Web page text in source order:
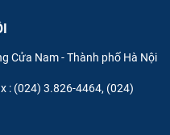
Cửa Nam - Thành phố Hà Nội
: (024) 3.826-4464, (024)